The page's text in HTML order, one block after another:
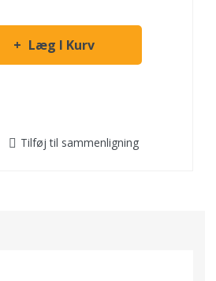
Læg I Kurv
Tilføj til sammenligning